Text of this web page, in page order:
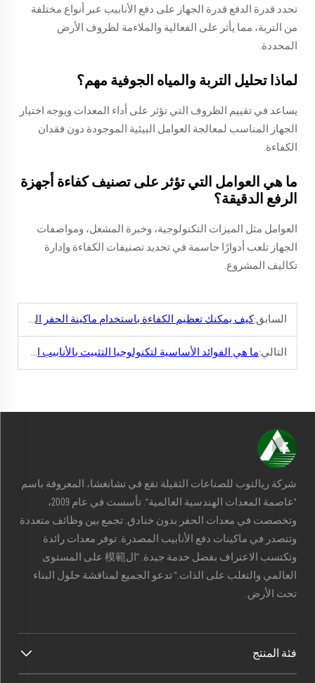
تحدد قدرة الدفع قدرة الجهاز على دفع الأنابيب عبر أنواع مختلفة
من التربة، مما يأثر على الفعالية والملاءمة لظروف الأرض
المحددة.
لماذا تحليل التربة والمياه الجوفية مهم؟
يساعد في تقييم الظروف التي تؤثر على أداء المعدات ويوجه اختيار
الجهاز المناسب لمعالجة العوامل البيئية الموجودة دون فقدان
الكفاءة.
ما هي العوامل التي تؤثر على تصنيف كفاءة أجهزة
الرفع الدقيقة؟
العوامل مثل الميزات التكنولوجية، وخبرة المشغل، ومواصفات
الجهاز تلعب أدوارًا حاسمة في تحديد تصنيفات الكفاءة وإدارة
تكاليف المشروع.
السابق:كيف يمكنك تعظيم الكفاءة باستخدام ماكينة الحفر الدقيقة؟
التالي:ما هي الفوائد الأساسية لتكنولوجيا التثبيت بالأنابيب الدقيقة؟
شركة ريالتوب للصناعات الثقيلة تقع في تشانغشا، المعروفة باسم
"عاصمة المعدات الهندسية العالمية". تأسست في عام 2009،
وتخصصت في معدات الحفر بدون خنادق. تجمع بين وظائف متعددة
وتتصدر في ماكينات دفع الأنابيب المصدرة. توفر معدات رائدة
وتكتسب الاعتراف بفضل خدمة جيدة. "ال模範 على المستوى
العالمي والتغلب على الذات." تدعو الجميع لمناقشة حلول البناء
تحت الأرض.
فئة المنتج